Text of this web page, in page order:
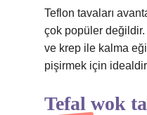
Teflon tavaları
çok popüler değildir.
ve krep ile kalma
pişirmek için
Tefal wok